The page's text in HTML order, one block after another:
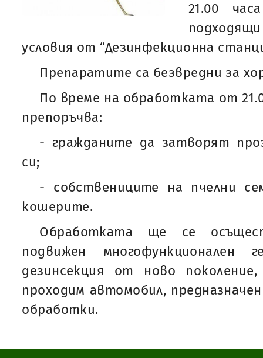
21.00
условия от “Дезинфекционна
Препаратите са безвредни за
По време на обработката от
препоръчва:
- гражданите да затворят
си;
- собствениците на пчелни
кошерите.
Обработката ще се
подвижен многофункционален
дезинсекция от ново
проходим автомобил,
обработки.